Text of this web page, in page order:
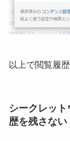
以上で閲覧履
シークレッ
歴を残さない